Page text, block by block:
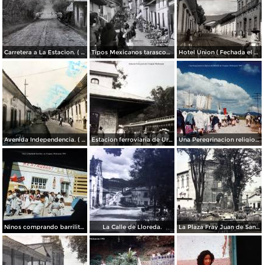
Carretera a La Estacion. ( Circulada el 26 de Junio de 1932 ). Tipos Mexicanos tarascos en dia de mercado.. Hotel Union ( Fechada el 18 de Junio de 1916 ).
Avenida Independencia. ( Circulada el 21 de Julio de 1955 ). Estacion ferroviaria de Uruapan Michoacán ( Circulada el 24 de Mayo de 1930 ). Una Peregrinacion religiosa alrededores de Uruapan, Michoacán 1960
Ninos comprando barrilitos en Uruapan, Michoacán 1960. La Calle de Lloreda. La Plaza Fray Juan de San Miguel.